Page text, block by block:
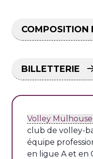
COMPOSITION
BILLETTERIE
Volley Mulhouse
club de volley-
équipe
en ligue A et en